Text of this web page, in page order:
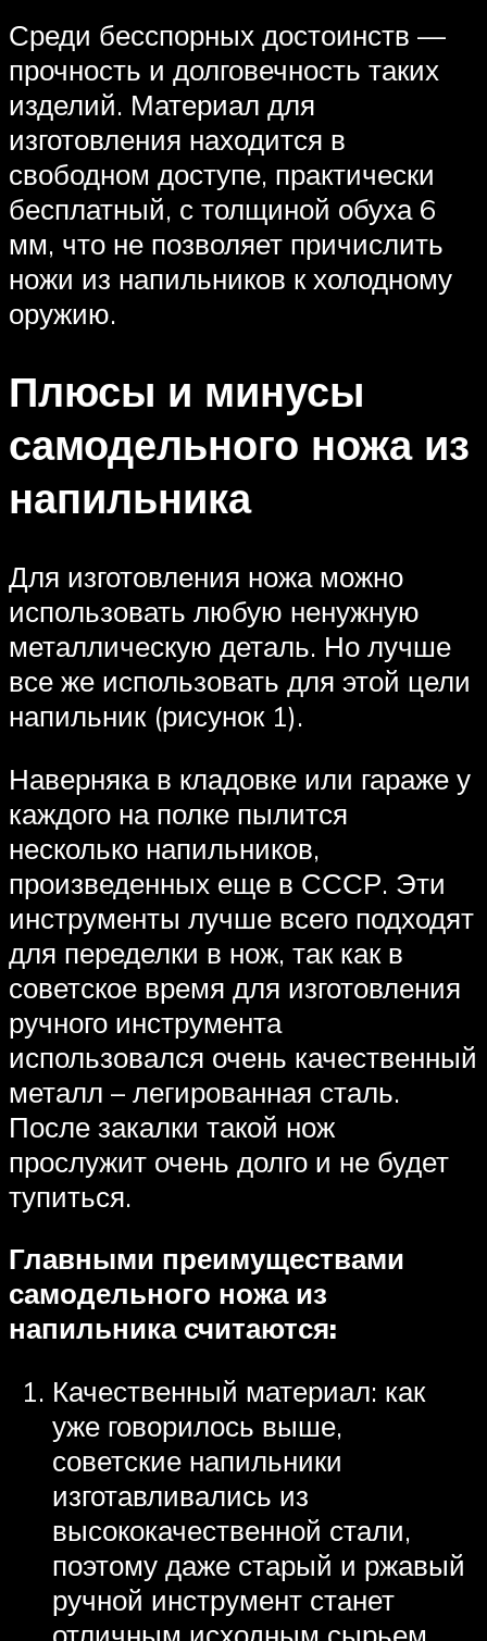
Среди бесспорных достоинств —
прочность и долговечность таких
изделий. Материал для
изготовления находится в
свободном доступе, практически
бесплатный, с толщиной обуха 6
мм, что не позволяет причислить
ножи из напильников к холодному
оружию.
Плюсы и минусы
самодельного ножа из
напильника
Для изготовления ножа можно
использовать любую ненужную
металлическую деталь. Но лучше
все же использовать для этой цели
напильник (рисунок 1).
Наверняка в кладовке или гараже у
каждого на полке пылится
несколько напильников,
произведенных еще в СССР. Эти
инструменты лучше всего подходят
для переделки в нож, так как в
советское время для изготовления
ручного инструмента
использовался очень качественный
металл – легированная сталь.
После закалки такой нож
прослужит очень долго и не будет
тупиться.
Главными преимуществами
самодельного ножа из
напильника считаются:
Качественный материал: как
уже говорилось выше,
советские напильники
изготавливались из
высококачественной стали,
поэтому даже старый и ржавый
ручной инструмент станет